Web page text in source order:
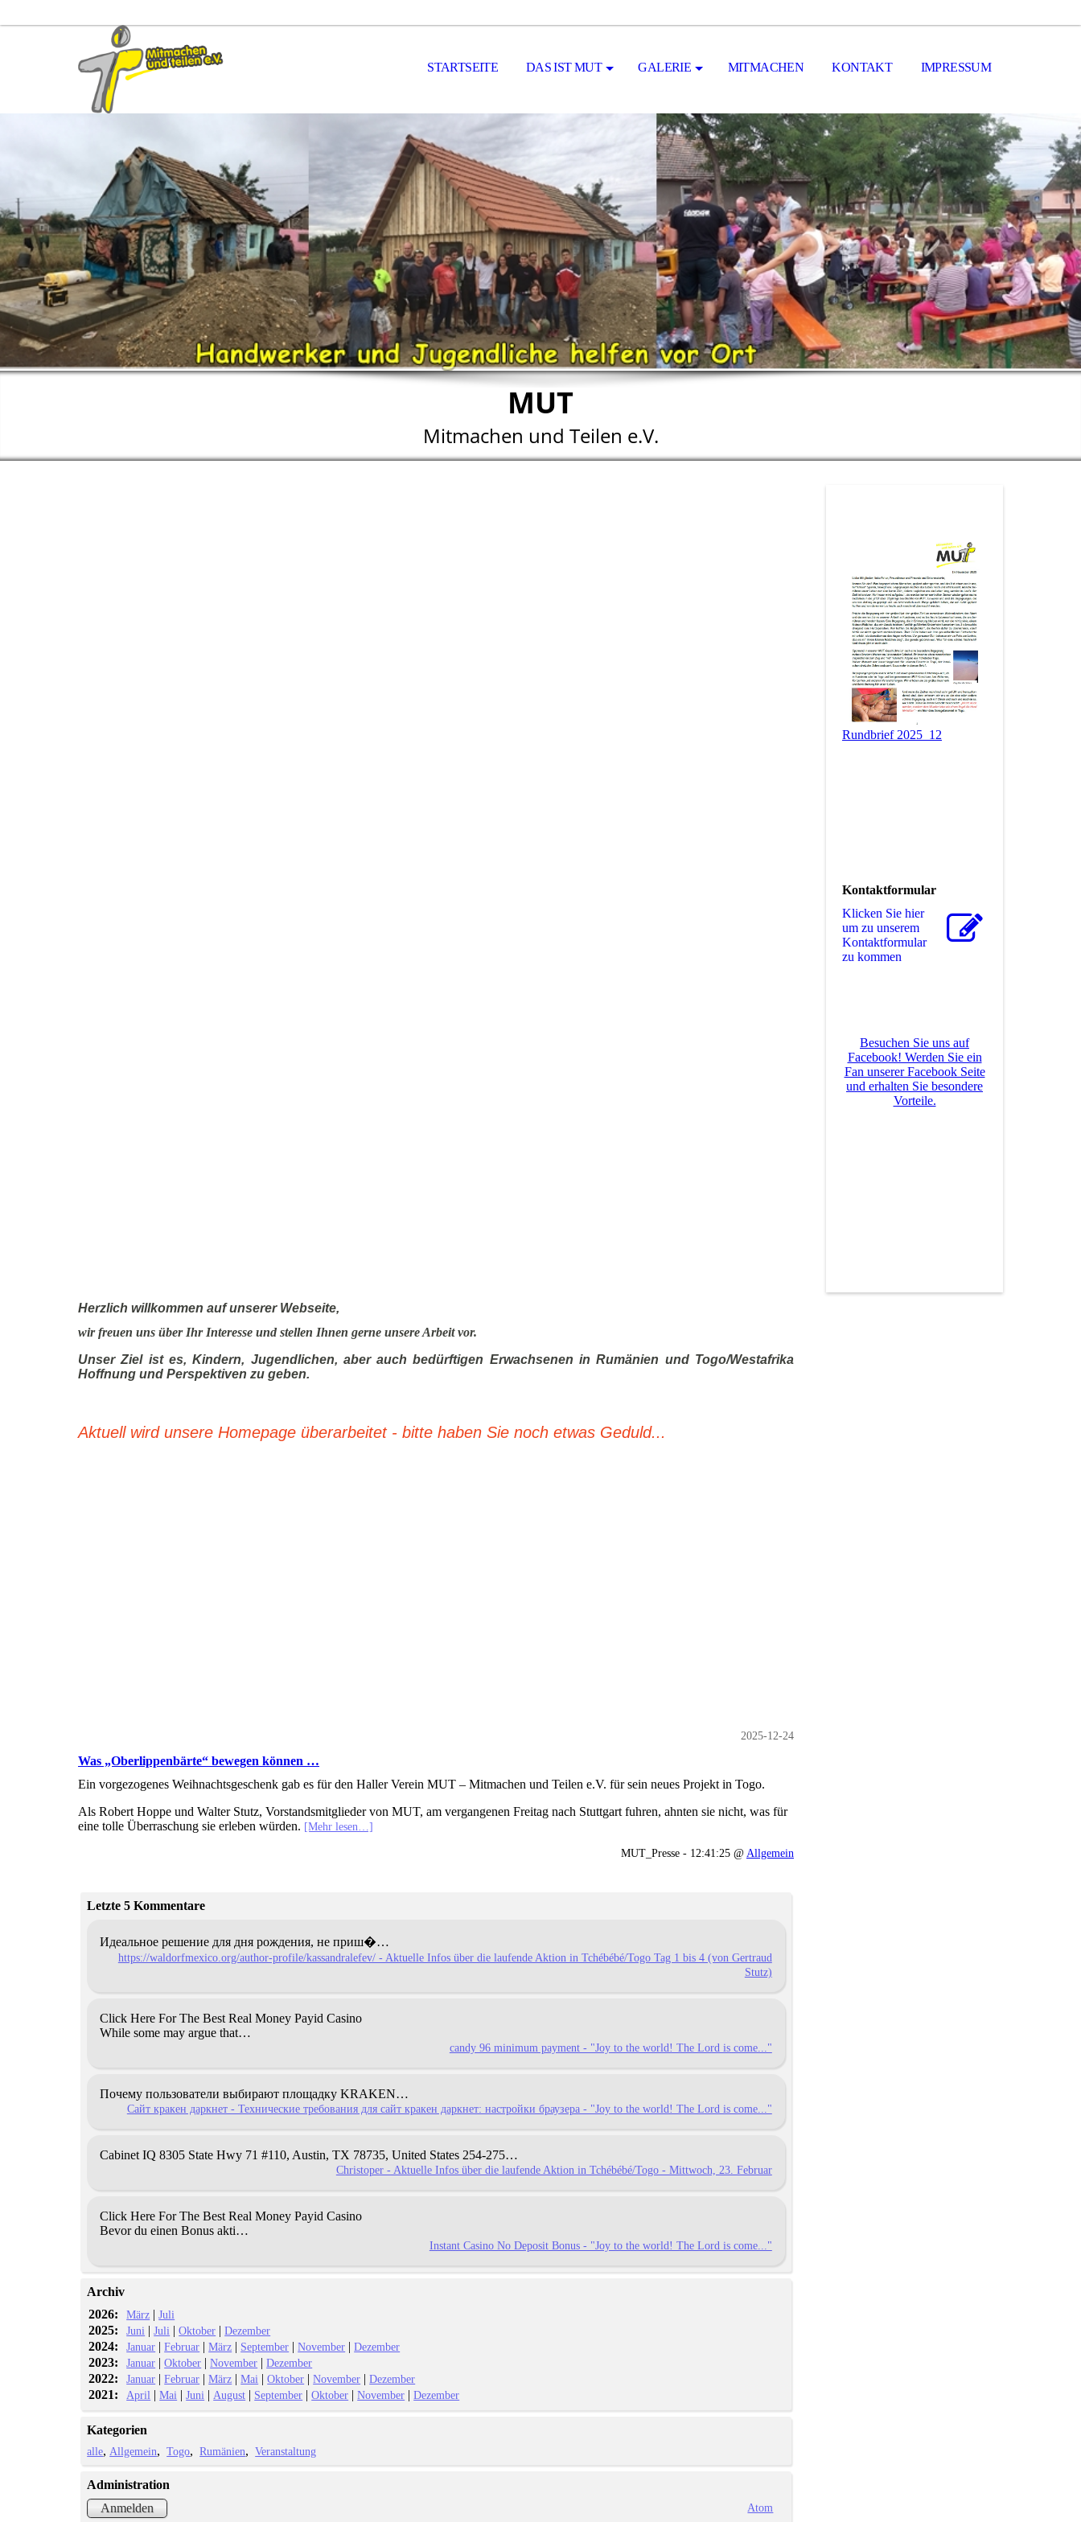
STARTSEITE DAS IST MUT GALERIE MITMACHEN KONTAKT IMPRESSUM
MUT
Mitmachen und Teilen e.V.
Herzlich willkommen auf unserer Webseite,
wir freuen uns über Ihr Interesse und stellen Ihnen gerne unsere Arbeit vor.
Unser Ziel ist es, Kindern, Jugendlichen, aber auch bedürftigen Erwachsenen in Rumänien und Togo/Westafrika
Hoffnung und Perspektiven zu geben.
Aktuell wird unsere Homepage überarbeitet - bitte haben Sie noch etwas Geduld...
2025-12-24
Was „Oberlippenbärte“ bewegen können …
Ein vorgezogenes Weihnachtsgeschenk gab es für den Haller Verein MUT – Mitmachen und Teilen e.V. für sein neues Projekt in Togo.
Als Robert Hoppe und Walter Stutz, Vorstandsmitglieder von MUT, am vergangenen Freitag nach Stuttgart fuhren, ahnten sie nicht, was für
eine tolle Überraschung sie erleben würden. [Mehr lesen…]
MUT_Presse - 12:41:25 @ Allgemein
Letzte 5 Kommentare
Идеальное решение для дня рождения, не приш�…
https://waldorfmexico.org/author-profile/kassandralefev/ - Aktuelle Infos über die laufende Aktion in Tchébébé/Togo Tag 1 bis 4 (von Gertraud
Stutz)
Click Here For The Best Real Money Payid Casino
While some may argue that…
candy 96 minimum payment - "Joy to the world! The Lord is come..."
Почему пользователи выбирают площадку KRAKEN…
Сайт кракен даркнет - Технические требования для сайт кракен даркнет: настройки браузера - "Joy to the world! The Lord is come..."
Cabinet IQ 8305 Statе Hwy 71 #110, Austin, TX 78735, United Statеs 254-275…
Christoper - Aktuelle Infos über die laufende Aktion in Tchébébé/Togo - Mittwoch, 23. Februar
Click Here For The Best Real Money Payid Casino
Bevor du einen Bonus akti…
Instant Casino No Deposit Bonus - "Joy to the world! The Lord is come..."
Archiv
2026:
März |Juli
2025: Juni |Juli |Oktober |Dezember
2024: Januar |Februar |März | September |November |Dezember
2023: Januar |Oktober |November |Dezember
2022: Januar |Februar |März |Mai |Oktober |November |Dezember
2021: April |Mai |Juni | August | September |Oktober |November |Dezember
Kategorien
alle Allgemein Togo Rumänien Veranstaltung
Administration
Anmelden
Atom
Rundbrief 2025_12
Kontaktformular
Klicken Sie hier
um zu unserem
Kon­takt­for­mu­lar
zu kommen
Besuchen Sie uns auf
Facebook! Werden Sie ein
Fan unserer Facebook Seite
und erhalten Sie besondere
Vorteile.